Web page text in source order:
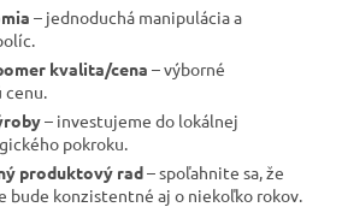
– jednoduchá manipulácia a
kvalita/cena – výborné
– investujeme do lokálnej
pokroku.
produktový rad– spoľahnite sa, že
bude konzistentné aj o niekoľko rokov.